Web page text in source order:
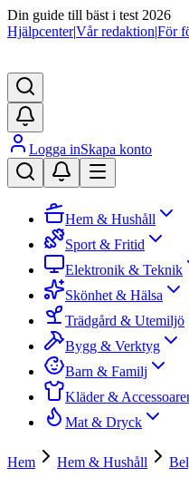
Din guide till bäst i test 2026
Hjälpcenter|Vår redaktion|För
Logga inSkapa konto
Hem & Hushåll
Sport & Fritid
Elektronik & Teknik
Skönhet & Hälsa
Trädgård & Utemiljö
Bygg & Verktyg
Barn & Familj
Kläder &
Mat & Dryck
Hem Hem & Hushåll